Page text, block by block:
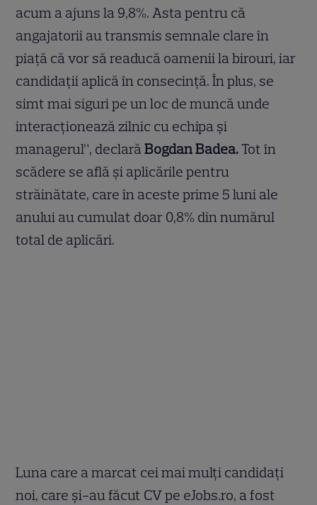
acum a ajuns la 9,8%. Asta pentru că
angajatorii au transmis semnale clare în
piață că vor să readucă oamenii la birouri, iar
candidații aplică în consecință. În plus, se
simt mai siguri pe un loc de muncă unde
interacționează zilnic cu echipa și
managerul”, declarăBogdan Badea. Tot în
scădere se află și aplicările pentru
străinătate, care în aceste prime 5 luni ale
anului au cumulat doar 0,8% din numărul
total de aplicări.
Luna care a marcat cei mai mulți candidați
noi, care și-au făcut CV pe eJobs.ro, a fost